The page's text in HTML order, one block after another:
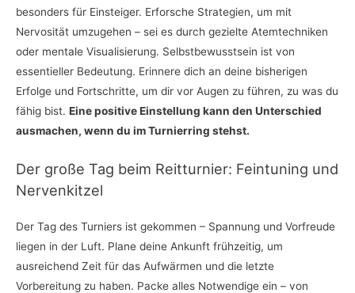
besonders für Einsteiger. Erforsche Strategien, um mit
Nervosität umzugehen – sei es durch gezielte Atemtechniken
oder mentale Visualisierung. Selbstbewusstsein ist von
essentieller Bedeutung. Erinnere dich an deine bisherigen
Erfolge und Fortschritte, um dir vor Augen zu führen, zu was du
fähig bist. Eine positive Einstellung kann den Unterschied
ausmachen, wenn du im Turnierring stehst.
Der große Tag beim Reitturnier: Feintuning und
Nervenkitzel
Der Tag des Turniers ist gekommen – Spannung und Vorfreude
liegen in der Luft. Plane deine Ankunft frühzeitig, um
ausreichend Zeit für das Aufwärmen und die letzte
Vorbereitung zu haben. Packe alles Notwendige ein – von